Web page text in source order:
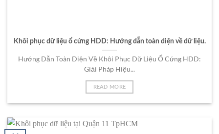
Khôi phục dữ liệu ổ cứng HDD: Hướng dẫn toàn diện về dữ liệu.
Hướng Dẫn Toàn Diện Về Khôi Phục Dữ Liệu Ổ Cứng HDD:
Giải Pháp Hiệu...
READ MORE